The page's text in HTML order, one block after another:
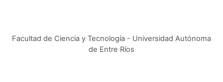
Facultad de Ciencia y Tecnología - Universidad Autónoma
de Entre Ríos